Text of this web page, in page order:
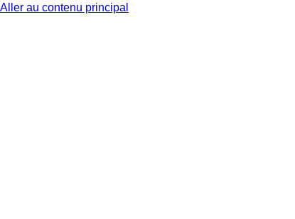
Aller au contenu principal